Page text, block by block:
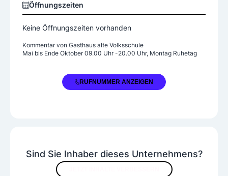
Gastgarten
Raucherlokal
Sind Sie Inhaber dieses Unternehmens?
Öffnungszeiten
Keine Öffnungszeiten vorhanden
Kommentar von Gasthaus alte Volksschule
Mai bis Ende Oktober 09.00 Uhr -20.00 Uhr, Montag Ruhetag
+43 2728 392RUFNUMMER ANZEIGEN